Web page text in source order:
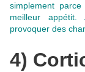
simplement
meilleur
provoquer des
4)